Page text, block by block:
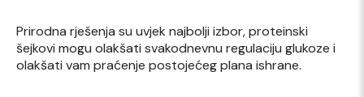
Prirodna rješenja su uvjek najbolji izbor, proteinski
šejkovi mogu olakšati svakodnevnu regulaciju glukoze i
olakšati vam praćenje postojećeg plana ishrane.